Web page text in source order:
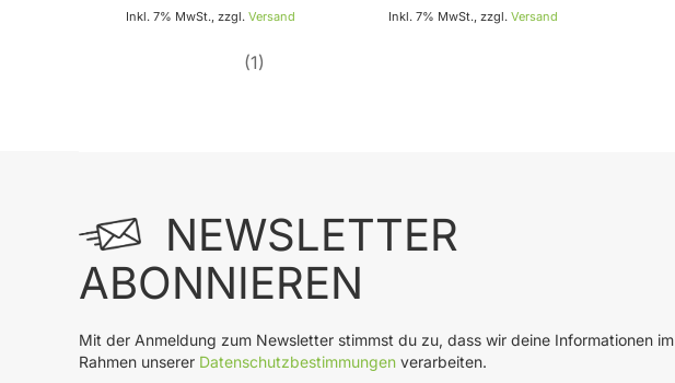
Inkl. 7% MwSt., zzgl. Versand
1
Inkl. 7% MwSt., zzgl. Versand
NEWSLETTER
ABONNIEREN
Mit der Anmeldung zum Newsletter stimmst du zu, dass wir deine Informationen im
Rahmen unserer Datenschutzbestimmungen verarbeiten.